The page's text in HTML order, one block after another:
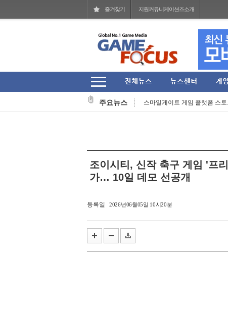
즐겨찾기 지원커뮤니케이션즈소개
주요뉴스
한국e스포츠협회, 국가대표 e스
그라비티 일본 지사 GGA, 인디
스마일게이트 게임 플랫폼 스
원스토어 앱마켓 최초 AI 창작
에이치투 인터렉티브, 인기 슈
조이시티, 신작 축구 게임 '프
가… 10일 데모 선공개
등록일 2026년06월05일 10시20분